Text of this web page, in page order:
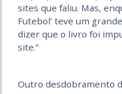
sites que faliu. Mas,
Futebol’ teve um
dizer que o livro foi
site.”
Outro desdobramento